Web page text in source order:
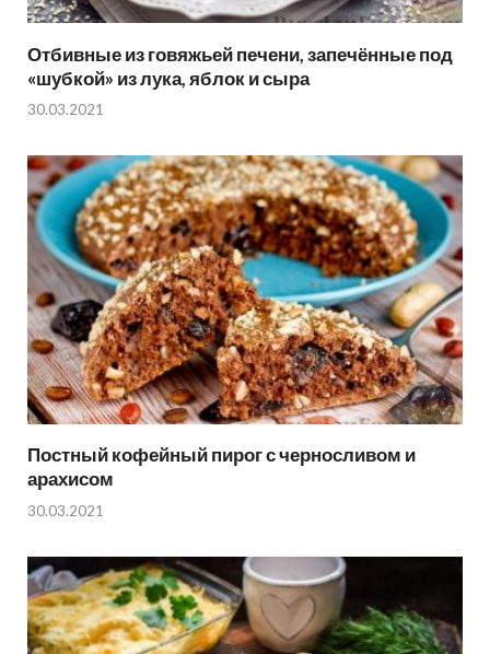
Отбивные из говяжьей печени, запечённые под
«шубкой» из лука, яблок и сыра
30.03.2021
Постный кофейный пирог с черносливом и
арахисом
30.03.2021